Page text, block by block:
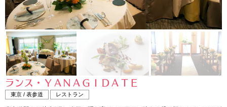
ランス・ＹＡＮＡＧＩＤＡＴＥ
東京 / 表参道 レストラン